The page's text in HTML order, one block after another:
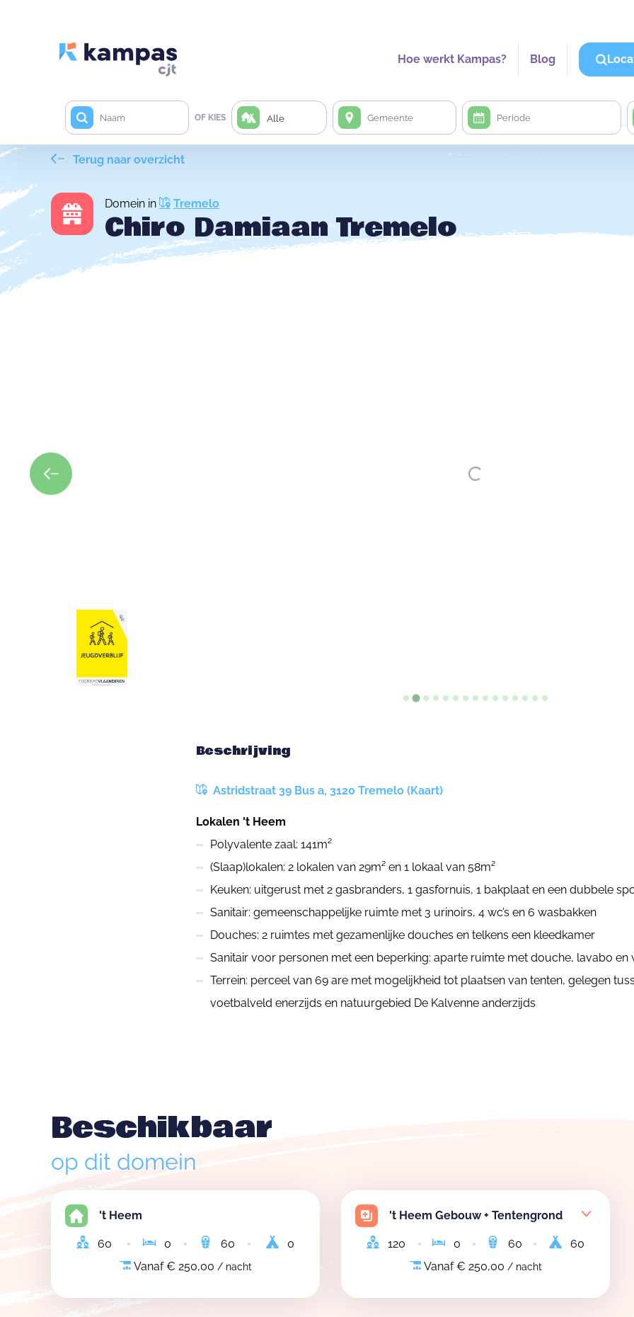
Hoe werkt Kampas? Blog
OF KIES Alle
Terug naar overzicht
Domein in Tremelo
Chiro Damiaan Tremelo
Beschrijving
Astridstraat 39 Bus a, 3120 Tremelo (Kaart)
Lokalen 't Heem
Polyvalente zaal: 141m²
(Slaap)lokalen: 2 lokalen van 29m² en 1 lokaal van 58m²
Keuken: uitgerust met 2 gasbranders, 1 gasfornuis, 1 bakplaat en een dubbele
Sanitair: gemeenschappelijke ruimte met 3 urinoirs, 4 wc’s en 6 wasbakken
Douches: 2 ruimtes met gezamenlijke douches en telkens een kleedkamer
Sanitair voor personen met een beperking: aparte ruimte met douche, lavabo en
Terrein: perceel van 69 are met mogelijkheid tot plaatsen van tenten, gelegen
voetbalveld enerzijds en natuurgebied De Kalvenne anderzijds
Beschikbaar
op dit domein
't Heem
60 0 60
0
Vanaf € 250,00 / nacht
't Heem Gebouw + Tentengrond
120 0 60
60
Vanaf € 250,00 / nacht